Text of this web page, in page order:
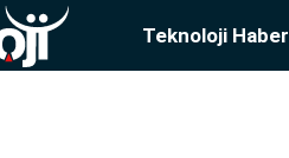
Teknoloji